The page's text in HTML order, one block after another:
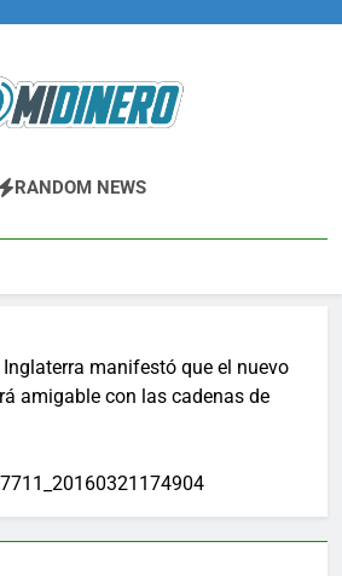
Criptomonedas
RANDOM NEWS
Inglaterra manifestó que el nuevo
amigable con las cadenas de